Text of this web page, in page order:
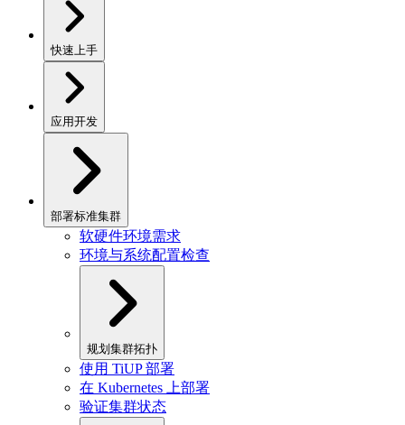
快速上手
应用开发
部署标准集群
软硬件环境需求
环境与系统配置检查
规划集群拓扑
使用 TiUP 部署
在 Kubernetes 上部署
验证集群状态